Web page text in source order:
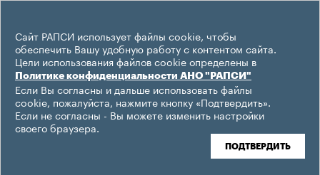
Сайт РАПСИ использует файлы cookie, чтобы
обеспечить Вашу удобную работу с контентом сайта.
Цели использования файлов cookie определены в
Политике конфиденциальности АНО "РАПСИ"
Если Вы согласны и дальше использовать файлы
cookie, пожалуйста, нажмите кнопку «Подтвердить».
Если не согласны - Вы можете изменить настройки
своего браузера.
ПОДТВЕРДИТЬ